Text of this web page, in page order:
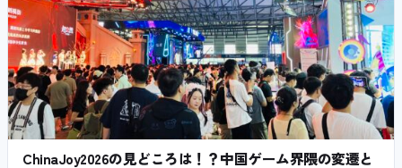
ChinaJoy2026の見どころは！？中国ゲーム界隈の変遷と